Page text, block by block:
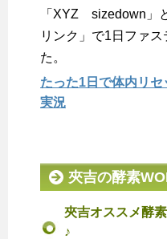
「XYZ sizedown」
リンク」で1日ファ
た。
たった1日で体内リ
実況
夾吉の酵素
夾吉オススメ酵
♪